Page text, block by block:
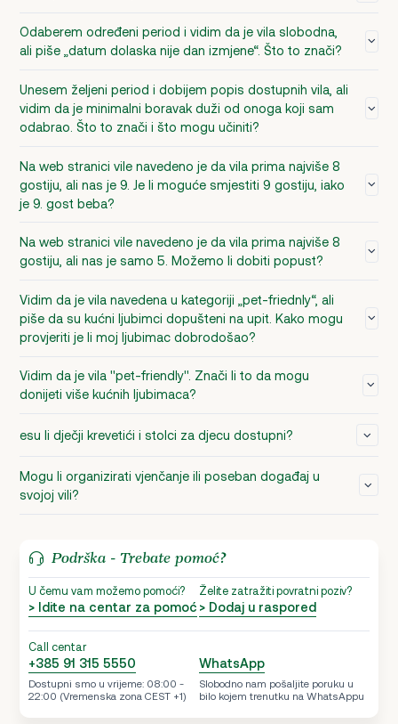
Odaberem određeni period i vidim da je vila slobodna,
ali piše „datum dolaska nije dan izmjene“. Što to znači?
Unesem željeni period i dobijem popis dostupnih vila, ali
vidim da je minimalni boravak duži od onoga koji sam
odabrao. Što to znači i što mogu učiniti?
Na web stranici vile navedeno je da vila prima najviše 8
gostiju, ali nas je 9. Je li moguće smjestiti 9 gostiju, iako
je 9. gost beba?
Na web stranici vile navedeno je da vila prima najviše 8
gostiju, ali nas je samo 5. Možemo li dobiti popust?
Vidim da je vila navedena u kategoriji „pet-friednly“, ali
piše da su kućni ljubimci dopušteni na upit. Kako mogu
provjeriti je li moj ljubimac dobrodošao?
Vidim da je vila ''pet-friendly''. Znači li to da mogu
donijeti više kućnih ljubimaca?
esu li dječji krevetići i stolci za djecu dostupni?
Mogu li organizirati vjenčanje ili poseban događaj u
svojoj vili?
Podrška - Trebate pomoć?
U čemu vam možemo pomoći?
> Idite na centar za pomoć
Želite zatražiti povratni poziv?
> Dodaj u raspored
Call centar
+385 91 315 5550
Dostupni smo u vrijeme: 08:00 -
22:00 (Vremenska zona CEST +1)
WhatsApp
Slobodno nam pošaljite poruku u
bilo kojem trenutku na WhatsAppu